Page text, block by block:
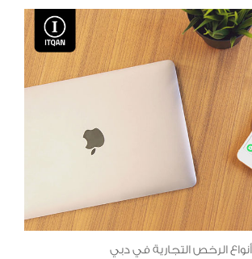
أنواع الرخص التجارية في دبي